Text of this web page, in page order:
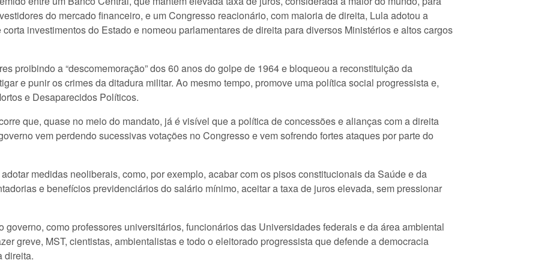
do mercado financeiro, e um Congresso reacionário, com maioria de direita, Lula adotou a
investimentos do Estado e nomeou parlamentares de direita para diversos Ministérios e altos cargos
proibindo a “descomemoração” dos 60 anos do golpe de 1964 e bloqueou a reconstituição da
e punir os crimes da ditadura militar. Ao mesmo tempo, promove uma política social progressista e,
e Desaparecidos Políticos.
que, quase no meio do mandato, já é visível que a política de concessões e alianças com a direita
vem perdendo sucessivas votações no Congresso e vem sofrendo fortes ataques por parte do
medidas neoliberais, como, por exemplo, acabar com os pisos constitucionais da Saúde e da
e benefícios previdenciários do salário mínimo, aceitar a taxa de juros elevada, sem pressionar
governo, como professores universitários, funcionários das Universidades federais e da área ambiental
greve, MST, cientistas, ambientalistas e todo o eleitorado progressista que defende a democracia
direita.